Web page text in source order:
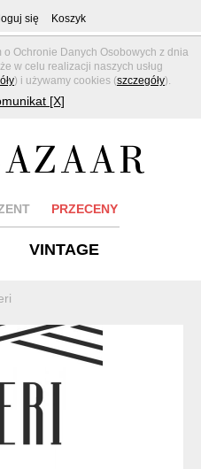
Ochronie Danych Osobowych z dnia
w celu realizacji naszych usług
) i używamy cookies (szczegóły).
[X]
się Koszyk
PRZECENY
VINTAGE